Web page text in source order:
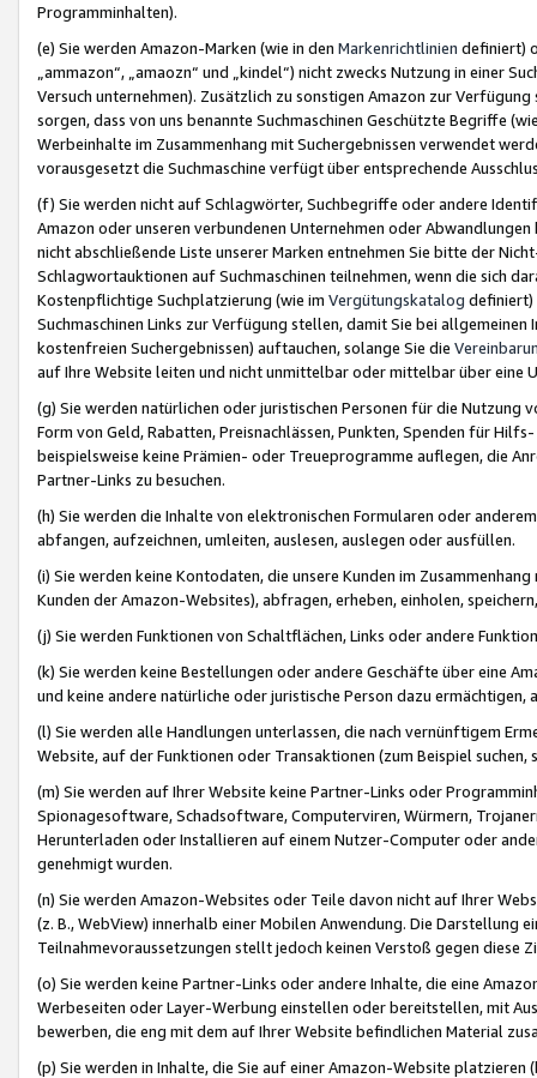
Programminhalten).
(e) Sie werden Amazon-Marken (wie in den Markenrichtlinien definiert)
„ammazon“, „amaozn“ und „kindel“) nicht zwecks Nutzung in einer
Versuch unternehmen). Zusätzlich zu sonstigen Amazon zur
sorgen, dass von uns benannte Suchmaschinen Geschützte Begriffe
Werbeinhalte im Zusammenhang mit Suchergebnissen verwendet
vorausgesetzt die Suchmaschine verfügt über entsprechende
(f) Sie werden nicht auf Schlagwörter, Suchbegriffe oder andere
Amazon oder unseren verbundenen Unternehmen oder
nicht abschließende Liste unserer Marken entnehmen Sie bitte der
Schlagwortauktionen auf Suchmaschinen teilnehmen, wenn die sich
Kostenpflichtige Suchplatzierung (wie im Vergütungskatalog definiert)
Suchmaschinen Links zur Verfügung stellen, damit Sie bei
kostenfreien Suchergebnissen) auftauchen, solange Sie die
auf Ihre Website leiten und nicht unmittelbar oder mittelbar über eine
(g) Sie werden natürlichen oder juristischen Personen für die Nutzung
Form von Geld, Rabatten, Preisnachlässen, Punkten, Spenden für
beispielsweise keine Prämien- oder Treueprogramme auflegen, die
Partner-Links zu besuchen.
(h) Sie werden die Inhalte von elektronischen Formularen oder
abfangen, aufzeichnen, umleiten, auslesen, auslegen oder ausfüllen.
(i) Sie werden keine Kontodaten, die unsere Kunden im
Kunden der Amazon-Websites), abfragen, erheben, einholen,
(j) Sie werden Funktionen von Schaltflächen, Links oder andere
(k) Sie werden keine Bestellungen oder andere Geschäfte über eine
und keine andere natürliche oder juristische Person dazu
(l) Sie werden alle Handlungen unterlassen, die nach vernünftigem
Website, auf der Funktionen oder Transaktionen (zum Beispiel
(m) Sie werden auf Ihrer Website keine Partner-Links oder
Spionagesoftware, Schadsoftware, Computerviren, Würmern,
Herunterladen oder Installieren auf einem Nutzer-Computer oder
genehmigt wurden.
(n) Sie werden Amazon-Websites oder Teile davon nicht auf Ihrer
(z. B., WebView) innerhalb einer Mobilen Anwendung. Die Darstellung
Teilnahmevoraussetzungen stellt jedoch keinen Verstoß gegen diese
(o) Sie werden keine Partner-Links oder andere Inhalte, die eine
Werbeseiten oder Layer-Werbung einstellen oder bereitstellen, mit
bewerben, die eng mit dem auf Ihrer Website befindlichen Material
(p) Sie werden in Inhalte, die Sie auf einer Amazon-Website